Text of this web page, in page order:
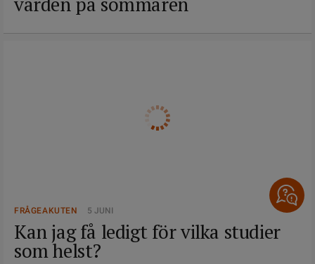
FRÅGEAKUTEN 5 JUNI
Kan jag få ledigt för vilka studier
som helst?